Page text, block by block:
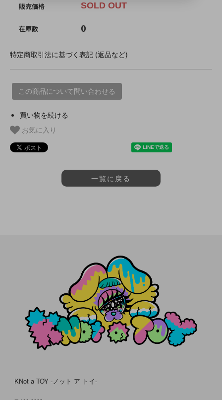
販売価格 SOLD OUT
在庫数 0
特定商取引法に基づく表記 (返品など)
この商品について問い合わせる
買い物を続ける
お気に入り
一覧に戻る
KNot a TOY -ノット ア トイ-